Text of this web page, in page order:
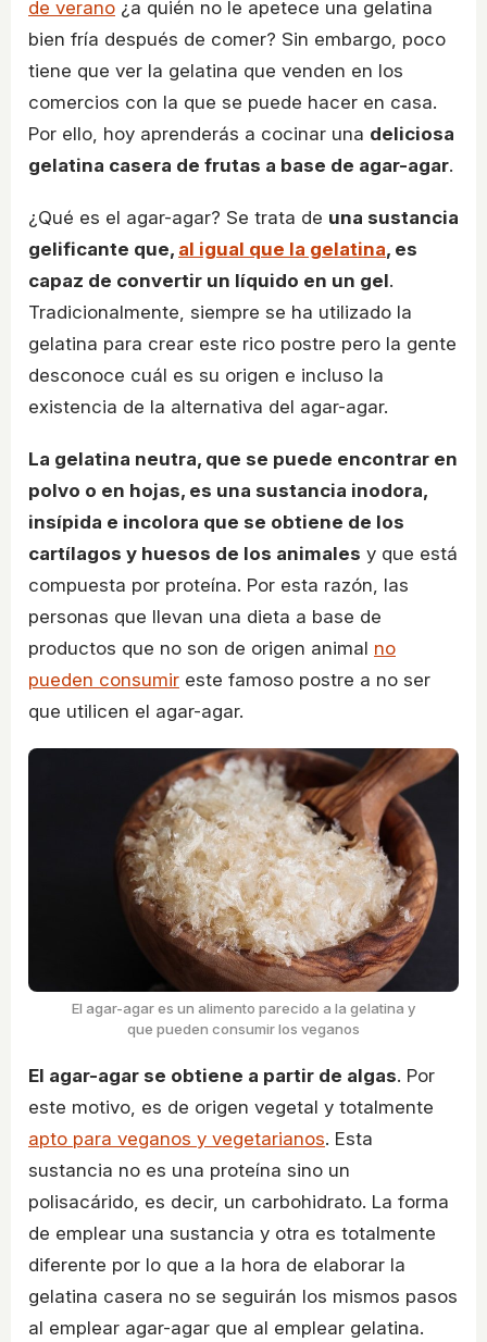
de verano ¿a quién no le apetece una gelatina
bien fría después de comer? Sin embargo, poco
tiene que ver la gelatina que venden en los
comercios con la que se puede hacer en casa.
Por ello, hoy aprenderás a cocinar una deliciosa
gelatina casera de frutas a base de agar-agar.
¿Qué es el agar-agar? Se trata de una sustancia
gelificante que, al igual que la gelatina, es
capaz de convertir un líquido en un gel.
Tradicionalmente, siempre se ha utilizado la
gelatina para crear este rico postre pero la gente
desconoce cuál es su origen e incluso la
existencia de la alternativa del agar-agar.
La gelatina neutra, que se puede encontrar en
polvo o en hojas, es una sustancia inodora,
insípida e incolora que se obtiene de los
cartílagos y huesos de los animales y que está
compuesta por proteína. Por esta razón, las
personas que llevan una dieta a base de
productos que no son de origen animal no
pueden consumir este famoso postre a no ser
que utilicen el agar-agar.
El agar-agar es un alimento parecido a la gelatina y
que pueden consumir los veganos
El agar-agar se obtiene a partir de algas. Por
este motivo, es de origen vegetal y totalmente
apto para veganos y vegetarianos. Esta
sustancia no es una proteína sino un
polisacárido, es decir, un carbohidrato. La forma
de emplear una sustancia y otra es totalmente
diferente por lo que a la hora de elaborar la
gelatina casera no se seguirán los mismos pasos
al emplear agar-agar que al emplear gelatina.